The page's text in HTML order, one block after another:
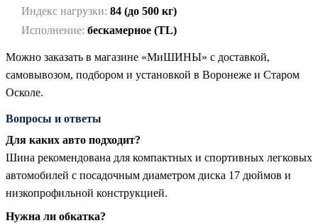
Индекс нагрузки: 84 (до 500 кг)
Исполнение: бескамерное (TL)
Можно заказать в магазине «МиШИНЫ» с доставкой,
самовывозом, подбором и установкой в Воронеже и Старом
Осколе.
Вопросы и ответы
Для каких авто подходит?
Шина рекомендована для компактных и спортивных легковых
автомобилей с посадочным диаметром диска 17 дюймов и
низкопрофильной конструкцией.
Нужна ли обкатка?